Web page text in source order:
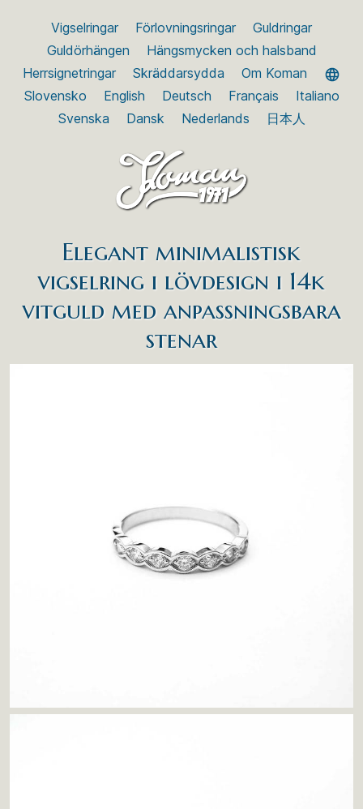
Vigselringar Förlovningsringar
Guldringar
Guldörhängen
Hängsmycken och halsband
Herrsignetringar
Skräddarsydda
Om Koman
Slovensko
English Deutsch Français
Italiano
Svenska
Dansk Nederlands 日本人
Elegant minimalistisk
vigselring i lövdesign i 14k
vitguld med anpassningsbara
stenar